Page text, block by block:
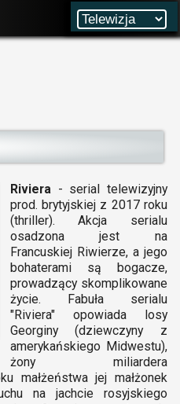
Riviera - serial telewizyjny
prod. brytyjskiej z 2017 roku
(thriller). Akcja serialu
osadzona jest na
Francuskiej Riwierze, a jego
bohaterami są bogacze,
prowadzący skomplikowane
życie. Fabuła serialu
"Riviera" opowiada losy
Georginy (dziewczyny z
amerykańskiego Midwestu),
żony miliardera
małżeństwa jej małżonek
na jachcie rosyjskiego